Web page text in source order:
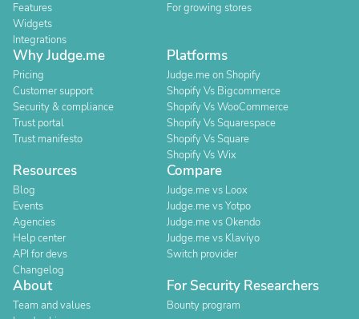
Features
Widgets
Integrations
For growing stores
Why Judge.me
Pricing
Customer support
Security & compliance
Trust portal
Trust manifesto
Platforms
Judge.me on Shopify
Shopify Vs Bigcommerce
Shopify Vs WooCommerce
Shopify Vs Squarespace
Shopify Vs Square
Shopify Vs Wix
Resources
Blog
Events
Agencies
Help center
API for devs
Changelog
Compare
Judge.me vs Loox
Judge.me vs Yotpo
Judge.me vs Okendo
Judge.me vs Klaviyo
Switch provider
About
Team and values
For Security Researchers
Bounty program